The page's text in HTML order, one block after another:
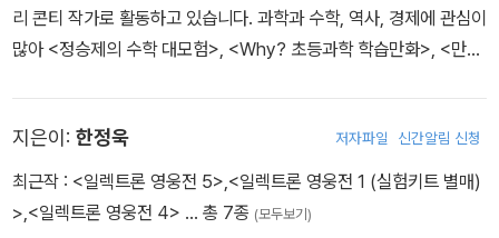
리 콘티 작가로 활동하고 있습니다. 과학과 수학, 역사, 경제에 관심이
많아 <정승제의 수학 대모험>, <Why? 초등과학 학습만화>, <만화
게 읽을 수 있는 과학과 역사, 경제 이야기를 다루는 재미에 푹 빠져
있습니다. 이번에는 수학 학습 만화를 통해 세상을 바라보는 지혜가
어린이의 마음에서 자라나길 기대합니다.
지은이: 한정욱 저자파일 신간알림 신청
최근작 : <일렉트론 영웅전 5>,<일렉트론 영웅전 1 (실험키트 별매)
>,<일렉트론 영웅전 4> … 총 7종 (모두보기)